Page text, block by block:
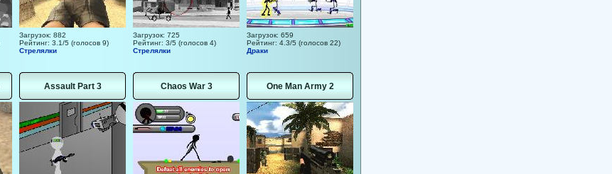
Загрузок: 882
Рейтинг: 3.1/5 (голосов 9)
Стрелялки
Загрузок: 725
Рейтинг: 3/5 (голосов 4)
Стрелялки
Загрузок: 659
Рейтинг: 4.3/5 (голосов 22)
Драки
Assault Part 3 Chaos War 3 One Man Army 2